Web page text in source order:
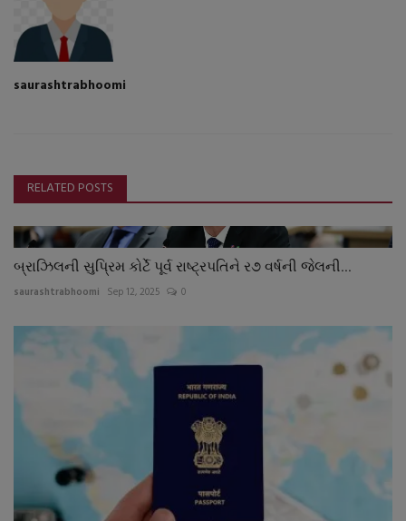
saurashtrabhoomi
RELATED POSTS
બ્રાઝિલની સુપ્રિમ કોર્ટે પૂર્વ રાષ્ટ્રપતિને ર૭ વર્ષની જેલની...
saurashtrabhoomi Sep 12, 2025 0